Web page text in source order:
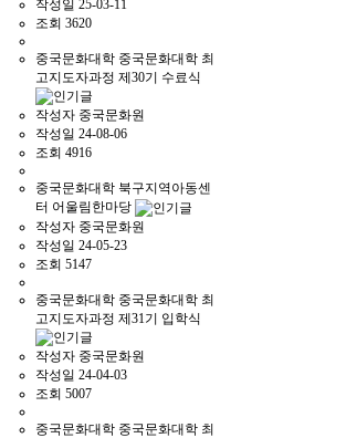
작성일 25-03-11
조회 3620
중국문화대학 중국문화대학 최
고지도자과정 제30기 수료식
작성자 중국문화원
작성일 24-08-06
조회 4916
중국문화대학 북구지역아동센
터 어울림한마당
작성자 중국문화원
작성일 24-05-23
조회 5147
중국문화대학 중국문화대학 최
고지도자과정 제31기 입학식
작성자 중국문화원
작성일 24-04-03
조회 5007
중국문화대학 중국문화대학 최